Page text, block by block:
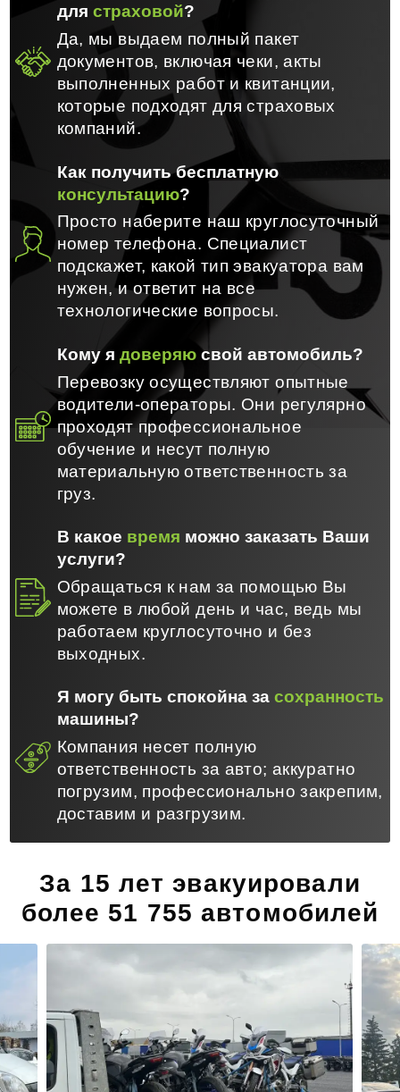
для страховой?
Да, мы выдаем полный пакет
документов, включая чеки, акты
выполненных работ и квитанции,
которые подходят для страховых
компаний.
Как получить бесплатную
консультацию?
Просто наберите наш круглосуточный
номер телефона. Специалист
подскажет, какой тип эвакуатора вам
нужен, и ответит на все
технологические вопросы.
Кому я доверяюсвой автомобиль?
Перевозку осуществляют опытные
водители-операторы. Они регулярно
проходят профессиональное
обучение и несут полную
материальную ответственность за
груз.
В какое время можно заказать Ваши
услуги?
Обращаться к нам за помощью Вы
можете в любой день и час, ведь мы
работаем круглосуточно и без
выходных.
Я могу быть спокойна за сохранность
машины?
Компания несет полную
ответственность за авто; аккуратно
погрузим, профессионально закрепим,
доставим и разгрузим.
За 15 лет эвакуировали
более 51 755 автомобилей